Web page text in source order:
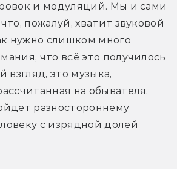
и модуляций. Мы и сами
пожалуй, хватит звуковой
нужно слишком много
что всё это получилось
взгляд, это музыка,
на обывателя,
разностороннему
с изрядной долей